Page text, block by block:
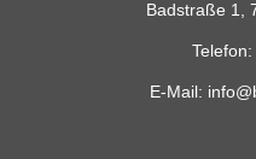
Badstraße 1,
E-Mail: